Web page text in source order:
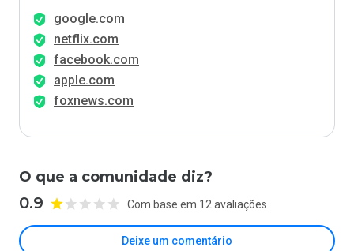
google.com
netflix.com
facebook.com
apple.com
foxnews.com
O que a comunidade diz?
0.9 Com base em 12 avaliações
Deixe um comentário